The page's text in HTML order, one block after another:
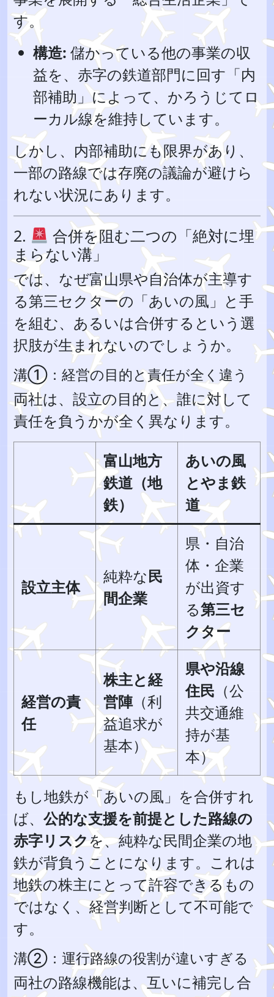
す。
構造: 儲かっている他の事業の収
益を、赤字の鉄道部門に回す「内
部補助」によって、かろうじてロ
ーカル線を維持しています。
しかし、内部補助にも限界があり、
一部の路線では存廃の議論が避けら
れない状況にあります。
2.
合併を阻む二つの「絶対に埋
まらない溝」
では、なぜ富山県や自治体が主導す
る第三セクターの「あいの風」と手
を組む、あるいは合併するという選
択肢が生まれないのでしょうか。
溝①：経営の目的と責任が全く違う
両社は、設立の目的と、誰に対して
責任を負うかが全く異なります。
富山地方
鉄道（地
鉄）
あいの風
とやま鉄
道
設立主体
純粋な民
間企業
県・自治
体・企業
が出資す
る第三セ
クター
経営の責
任
株主と経
営陣（利
益追求が
基本）
県や沿線
住民 （公
共交通維
持が基
本）
もし地鉄が「あいの風」を合併すれ
ば、 公的な支援を前提とした路線の
赤字リスクを、純粋な民間企業の地
鉄が背負うことになります。これは
地鉄の株主にとって許容できるもの
ではなく、経営判断として不可能で
す。
溝②：運行路線の役割が違いすぎる
両社の路線機能は、互いに補完し合